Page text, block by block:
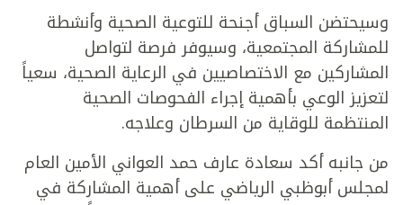
وسيحتضن السباق أجنحة للتوعية الصحية وأنشطة
للمشاركة المجتمعية، وسيوفر فرصة لتواصل
المشاركين مع الاختصاصيين في الرعاية الصحية، سعياً
لتعزيز الوعي بأهمية إجراء الفحوصات الصحية
المنتظمة للوقاية من السرطان وعلاجه.
من جانبه أكد سعادة عارف حمد العواني الأمين العام
لمجلس أبوظبي الرياضي على أهمية المشاركة في